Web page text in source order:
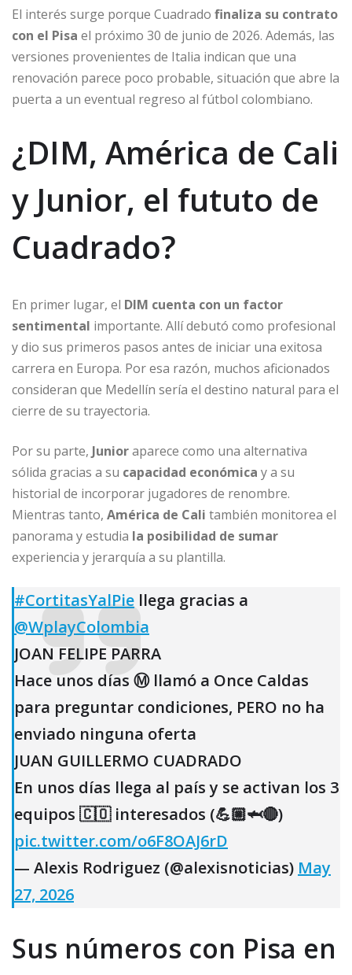
El interés surge porque Cuadrado finaliza su contrato
con el Pisa el próximo 30 de junio de 2026. Además, las
versiones provenientes de Italia indican que una
renovación parece poco probable, situación que abre la
puerta a un eventual regreso al fútbol colombiano.
¿DIM, América de Cali
y Junior, el fututo de
Cuadrado?
En primer lugar, el DIM cuenta con un factor
sentimental importante. Allí debutó como profesional
y dio sus primeros pasos antes de iniciar una exitosa
carrera en Europa. Por esa razón, muchos aficionados
consideran que Medellín sería el destino natural para el
cierre de su trayectoria.
Por su parte, Junioraparece como una alternativa
sólida gracias a su capacidad económica y a su
historial de incorporar jugadores de renombre.
Mientras tanto, América de Cali también monitorea el
panorama y estudia la posibilidad de sumar
experiencia y jerarquía a su plantilla.
#CortitasYalPie llega gracias a
@WplayColombia
JOAN FELIPE PARRA
Hace unos días Ⓜ️ llamó a Once Caldas
para preguntar condiciones, PERO no ha
enviado ninguna oferta
JUAN GUILLERMO CUADRADO
En unos días llega al país y se activan los 3
equipos 🇨🇴 interesados (💪🏼🦈🔴)
pic.twitter.com/o6F8OAJ6rD
— Alexis Rodriguez (@alexisnoticias) May
27, 2026
Sus números con Pisa en